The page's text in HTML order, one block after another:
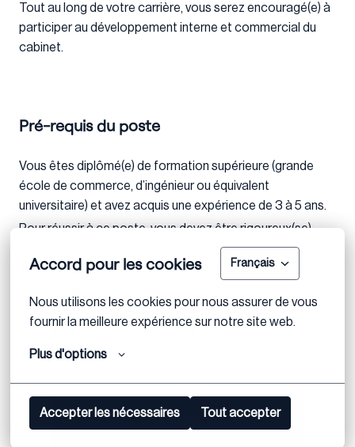
Accord pour les cookies Français
Nous utilisons les cookies pour nous assurer de vous
fournir la meilleure expérience sur notre site web.
Plus d'options
Accepter les nécessaires Tout accepter
Tout au long de votre carrière, vous serez encouragé(e) à
participer au développement interne et commercial du
cabinet.
Pré-requis du poste
Vous êtes diplômé(e) de formation supérieure (grande
école de commerce, d’ingénieur ou équivalent
universitaire) et avez acquis une expérience de 3 à 5 ans.
Pour réussir à ce poste, vous devez être rigoureux(se),
disponible, avoir d’excellentes capacités d’analyse et de
synthèse et appréciez travailler en équipe. Vous maitrisez
seconde langue étrangère.
Enfin, vous êtes particulièrement motivé(e) à rejoindre
l’aventure Eight Advisory !